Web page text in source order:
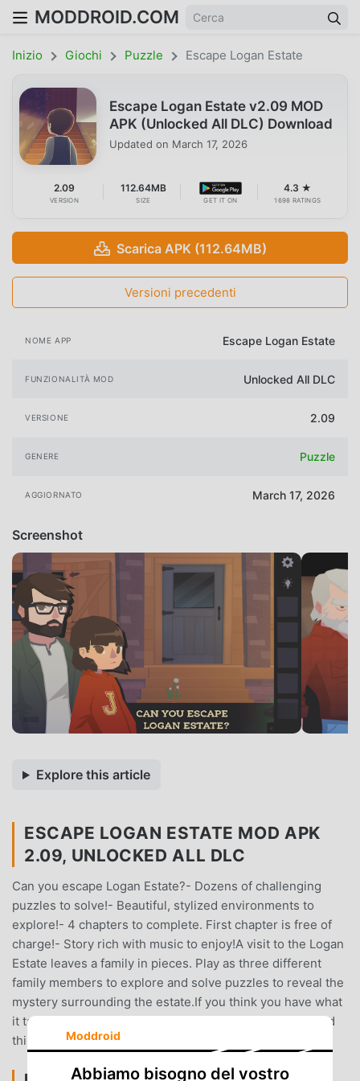
MODDROID.COM
Inizio Giochi Puzzle Escape Logan Estate
Escape Logan Estate v2.09 MOD
APK (Unlocked All DLC) Download
Updated on March 17, 2026
2.09
VERSION
112.64MB
SIZE GET IT ON
4.3 ★
1698 RATINGS
Scarica APK (112.64MB)
Versioni precedenti
NOME APP Escape Logan Estate
FUNZIONALITÀ MOD Unlocked All DLC
VERSIONE 2.09
GENERE Puzzle
AGGIORNATO March 17, 2026
Screenshot
Explore this article
ESCAPE LOGAN ESTATE MOD APK
2.09, UNLOCKED ALL DLC
Can you escape Logan Estate?- Dozens of challenging
puzzles to solve!- Beautiful, stylized environments to
explore!- 4 chapters to complete. First chapter is free of
charge!- Story rich with music to enjoy!A visit to the Logan
Estate leaves a family in pieces. Play as three different
family members to explore and solve puzzles to reveal the
mystery surrounding the estate.If you think you have what
it takes to escape Logan Estate then go on and download
this game now!
Moddroid
Abbiamo bisogno del vostro